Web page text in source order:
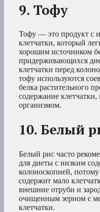
9. Тофу
Тофу — это продукт с
клетчатки, который
хорошим источником
придерживающихся
клетчатки перед
тофу используются
белка растительного
содержание клетчатки,
организмом.
10. Белый
Белый рис часто
для диеты с низким
колоноскопией, потому
содержит мало
внешние отруби и
очищенным зерном с
клетчатки.